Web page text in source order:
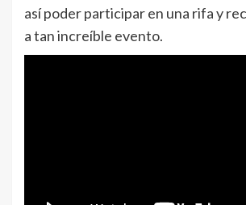
así poder participar en una rifa y
a tan increíble evento.